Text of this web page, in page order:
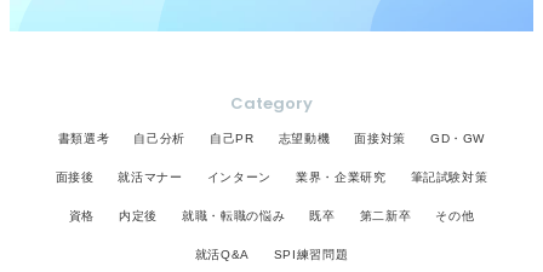
Category
書類選考 自己分析 自己PR 志望動機 面接対策 GD・GW
面接後 就活マナー インターン 業界・企業研究 筆記試験対策
資格 内定後 就職・転職の悩み 既卒 第二新卒 その他
就活Q&A SPI練習問題